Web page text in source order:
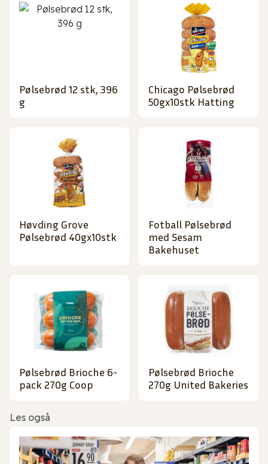
Pølsebrød 12 stk, 396
g
Chicago Pølsebrød
50gx10stk Hatting
Høvding Grove
Pølsebrød 40gx10stk
Fotball Pølsebrød
med Sesam
Bakehuset
Pølsebrød Brioche 6-
pack 270g Coop
Pølsebrød Brioche
270g United Bakeries
Les også